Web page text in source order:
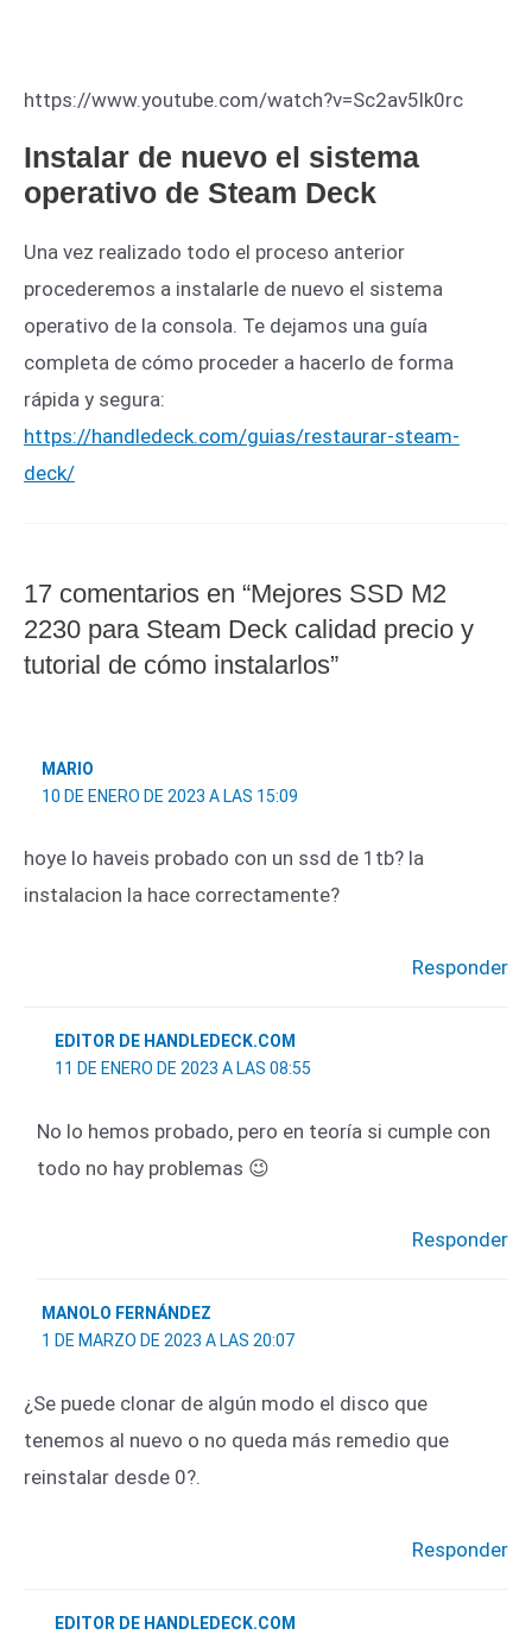
https://www.youtube.com/watch?v=Sc2av5lk0rc
Instalar de nuevo el sistema
operativo de Steam Deck
Una vez realizado todo el proceso anterior
procederemos a instalarle de nuevo el sistema
operativo de la consola. Te dejamos una guía
completa de cómo proceder a hacerlo de forma
rápida y segura:
https://handledeck.com/guias/restaurar-steam-
deck/
17 comentarios en “Mejores SSD M2
2230 para Steam Deck calidad precio y
tutorial de cómo instalarlos”
MARIO
10 DE ENERO DE 2023 A LAS 15:09
hoye lo haveis probado con un ssd de 1tb? la
instalacion la hace correctamente?
Responder
EDITOR DE HANDLEDECK.COM
11 DE ENERO DE 2023 A LAS 08:55
No lo hemos probado, pero en teoría si cumple con
todo no hay problemas 😉
Responder
MANOLO FERNÁNDEZ
1 DE MARZO DE 2023 A LAS 20:07
¿Se puede clonar de algún modo el disco que
tenemos al nuevo o no queda más remedio que
reinstalar desde 0?.
Responder
EDITOR DE HANDLEDECK.COM